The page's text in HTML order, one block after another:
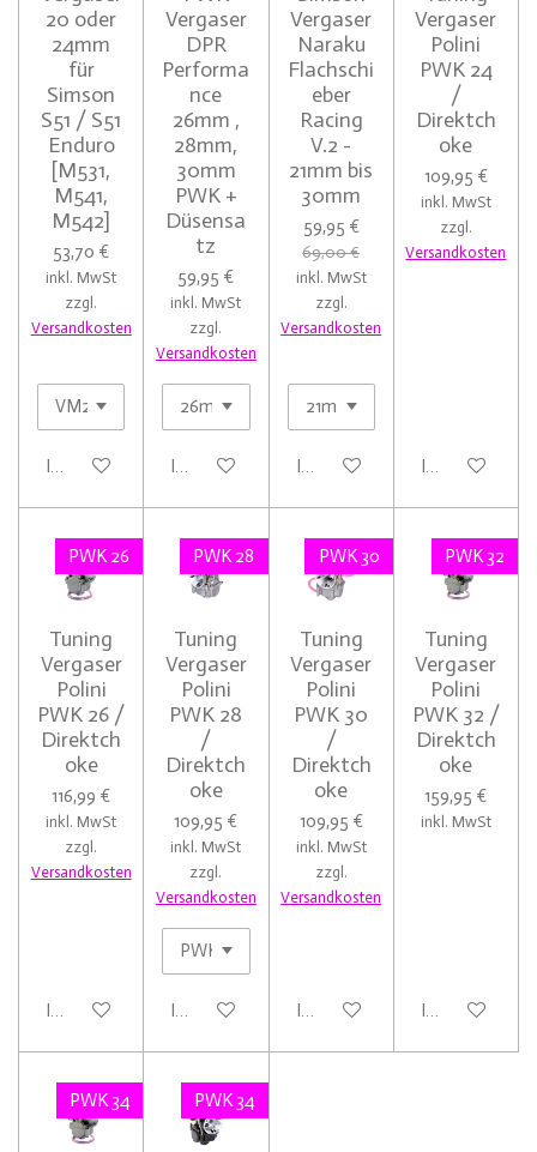
20 oder
24mm
für
Simson
S51 / S51
Enduro
[M531,
M541,
M542]
53,70 €
inkl. MwSt
zzgl.
Versandkosten
In den Warenkorb
Vergaser
DPR
Performa
nce
26mm ,
28mm,
30mm
PWK +
Düsensa
tz
59,95 €
inkl. MwSt
zzgl.
Versandkosten
In den Warenkorb
Vergaser
Naraku
Flachschi
eber
Racing
V.2 -
21mm bis
30mm
59,95 €
69,00 €
inkl. MwSt
zzgl.
Versandkosten
In den Warenkorb
Vergaser
Polini
PWK 24
/
Direktch
oke
109,95 €
inkl. MwSt
zzgl.
Versandkosten
In den
PWK 26
Tuning
Vergaser
Polini
PWK 26 /
Direktch
oke
116,99 €
inkl. MwSt
zzgl.
Versandkosten
In den Warenkorb
PWK 28
Tuning
Vergaser
Polini
PWK 28
/
Direktch
oke
109,95 €
inkl. MwSt
zzgl.
Versandkosten
In den Warenkorb
PWK 30
Tuning
Vergaser
Polini
PWK 30
/
Direktch
oke
109,95 €
inkl. MwSt
zzgl.
Versandkosten
In den Warenkorb
PWK 32
Tuning
Vergaser
Polini
PWK 32 /
Direktch
oke
159,95 €
inkl. MwSt
In den
PWK 34 PWK 34